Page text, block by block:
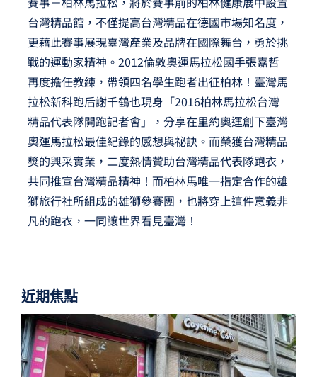
台灣精品館，不僅提高台灣精品在德國市場知名度，
更藉此賽事展現臺灣產業及品牌在國際舞台，勇於挑
戰的運動家精神。2012倫敦奧運馬拉松國手張嘉哲
再度擔任教練，帶領四名學生跑者出征柏林！臺灣馬
拉松新科跑后謝千鶴也現身「2016柏林馬拉松台灣
精品代表隊開跑記者會」，分享在里約奧運創下臺灣
奧運馬拉松最佳紀錄的感想與祕訣。而榮獲台灣精品
獎的興采實業，二度熱情贊助台灣精品代表隊跑衣，
共同推宣台灣精品精神！而柏林馬唯一指定合作的雄
獅旅行社所組成的雄獅參賽團，也將穿上這件意義非
凡的跑衣，一同讓世界看見臺灣！
近期焦點